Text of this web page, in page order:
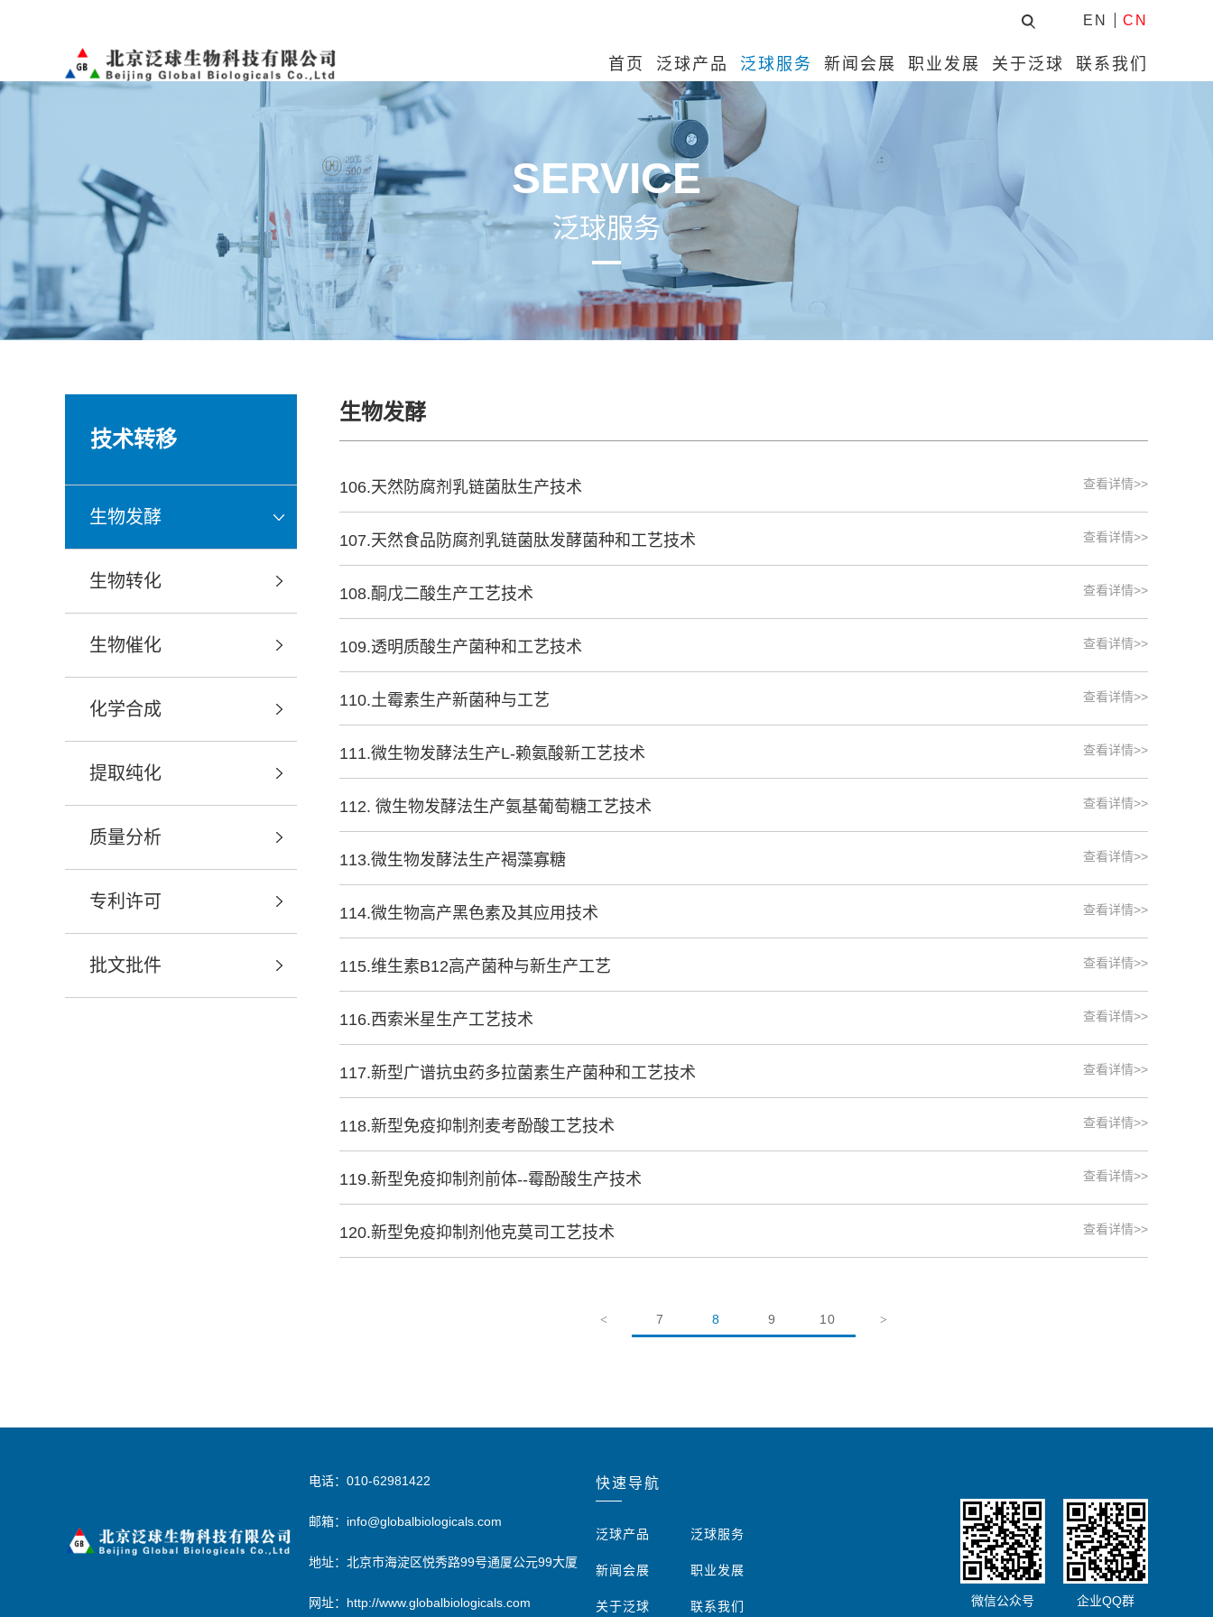
EN CN
首页 泛球产品 泛球服务 新闻会展 职业发展 关于泛球 联系我们
SERVICE
泛球服务
技术转移
生物发酵
生物转化
生物催化
化学合成
提取纯化
质量分析
专利许可
批文批件
生物发酵
106.天然防腐剂乳链菌肽生产技术 查看详情>>
107.天然食品防腐剂乳链菌肽发酵菌种和工艺技术 查看详情>>
108.酮戊二酸生产工艺技术 查看详情>>
109.透明质酸生产菌种和工艺技术 查看详情>>
110.土霉素生产新菌种与工艺 查看详情>>
111.微生物发酵法生产L-赖氨酸新工艺技术 查看详情>>
112. 微生物发酵法生产氨基葡萄糖工艺技术 查看详情>>
113.微生物发酵法生产褐藻寡糖 查看详情>>
114.微生物高产黑色素及其应用技术 查看详情>>
115.维生素B12高产菌种与新生产工艺 查看详情>>
116.西索米星生产工艺技术 查看详情>>
117.新型广谱抗虫药多拉菌素生产菌种和工艺技术 查看详情>>
118.新型免疫抑制剂麦考酚酸工艺技术 查看详情>>
119.新型免疫抑制剂前体--霉酚酸生产技术 查看详情>>
120.新型免疫抑制剂他克莫司工艺技术 查看详情>>
< 7 8 9 10 >
电话：010-62981422
邮箱：info@globalbiologicals.com
地址：北京市海淀区悦秀路99号通厦公元99大厦
网址：http://www.globalbiologicals.com
快速导航
泛球产品 泛球服务
新闻会展 职业发展
关于泛球 联系我们 微信公众号 企业QQ群